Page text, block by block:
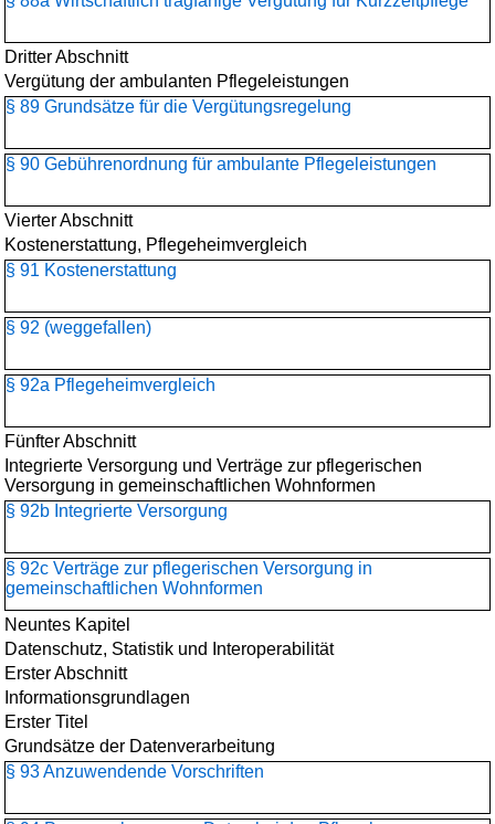
Dritter Abschnitt
Vergütung der ambulanten Pflegeleistungen
§ 89 Grundsätze für die Vergütungsregelung
§ 90 Gebührenordnung für ambulante Pflegeleistungen
Vierter Abschnitt
Kostenerstattung, Pflegeheimvergleich
§ 91 Kostenerstattung
§ 92 (weggefallen)
§ 92a Pflegeheimvergleich
Fünfter Abschnitt
Integrierte Versorgung und Verträge zur pflegerischen
Versorgung in gemeinschaftlichen Wohnformen
§ 92b Integrierte Versorgung
§ 92c Verträge zur pflegerischen Versorgung in
gemeinschaftlichen Wohnformen
Neuntes Kapitel
Datenschutz, Statistik und Interoperabilität
Erster Abschnitt
Informationsgrundlagen
Erster Titel
Grundsätze der Datenverarbeitung
§ 93 Anzuwendende Vorschriften